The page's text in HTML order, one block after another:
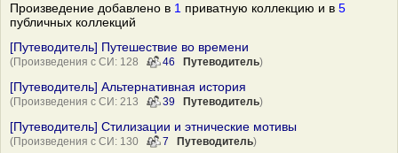
Произведение добавлено в 1 приватную коллекцию и в 5
публичных коллекций
[Путеводитель] Путешествие во времени
(Произведения с СИ: 128 46 Путеводитель)
[Путеводитель] Альтернативная история
(Произведения с СИ: 213 39 Путеводитель)
[Путеводитель] Стилизации и этнические мотивы
(Произведения с СИ: 130 7 Путеводитель)